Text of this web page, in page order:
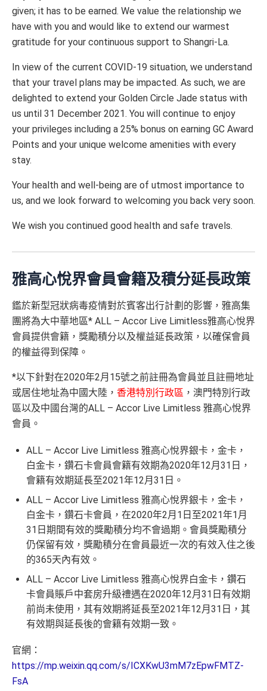
given; it has to be earned. We value the relationship we
have with you and would like to extend our warmest
gratitude for your continuous support to Shangri-La.
In view of the current COVID-19 situation, we understand
that your travel plans may be impacted. As such, we are
delighted to extend your Golden Circle Jade status with
us until 31 December 2021. You will continue to enjoy
your privileges including a 25% bonus on earning GC Award
Points and your unique welcome amenities with every
stay.
Your health and well-being are of utmost importance to
us, and we look forward to welcoming you back very soon.
We wish you continued good health and safe travels.
雅高心悅界會員會籍及積分延長政策
鑑於新型冠狀病毒疫情對於賓客出行計劃的影響，雅高集
團將為大中華地區* ALL – Accor Live Limitless雅高心悅界
會員提供會籍，獎勵積分以及權益延長政策，以確保會員
的權益得到保障。
*以下針對在2020年2月15號之前註冊為會員並且註冊地址
或居住地址為中國大陸， 香港特別行政區 ，澳門特別行政
區以及中國台灣的ALL – Accor Live Limitless 雅高心悅界
會員。
ALL – Accor Live Limitless 雅高心悅界銀卡，金卡，
白金卡，鑽石卡會員會籍有效期為2020年12月31日，
會籍有效期延長至2021年12月31日。
ALL – Accor Live Limitless 雅高心悅界銀卡，金卡，
白金卡，鑽石卡會員，在2020年2月1日至2021年1月
31日期間有效的獎勵積分均不會過期。會員獎勵積分
仍保留有效，獎勵積分在會員最近一次的有效入住之後
的365天內有效。
ALL – Accor Live Limitless 雅高心悅界白金卡，鑽石
卡會員賬戶中套房升級禮遇在2020年12月31日有效期
前尚未使用，其有效期將延長至2021年12月31日，其
有效期與延長後的會籍有效期一致。
官網：
https://mp.weixin.qq.com/s/ICXKwU3mM7zEpwFMTZ-
FsA